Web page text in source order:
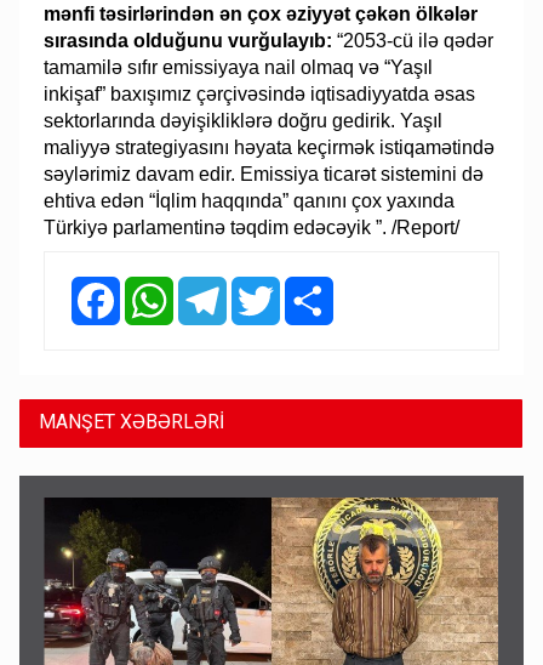
mənfi təsirlərindən ən çox əziyyət çəkən ölkələr
sırasında olduğunu vurğulayıb:“2053-cü ilə qədər
tamamilə sıfır emissiyaya nail olmaq və “Yaşıl
inkişaf” baxışımız çərçivəsində iqtisadiyyatda əsas
sektorlarında dəyişikliklərə doğru gedirik. Yaşıl
maliyyə strategiyasını həyata keçirmək istiqamətində
səylərimiz davam edir. Emissiya ticarət sistemini də
ehtiva edən “İqlim haqqında” qanını çox yaxında
Türkiyə parlamentinə təqdim edəcəyik ”. /Report/
FacebookWhatsAppTelegramTwitter
MANŞET XƏBƏRLƏRİ